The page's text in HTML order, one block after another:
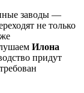
заводы —
не только
Илона
придут